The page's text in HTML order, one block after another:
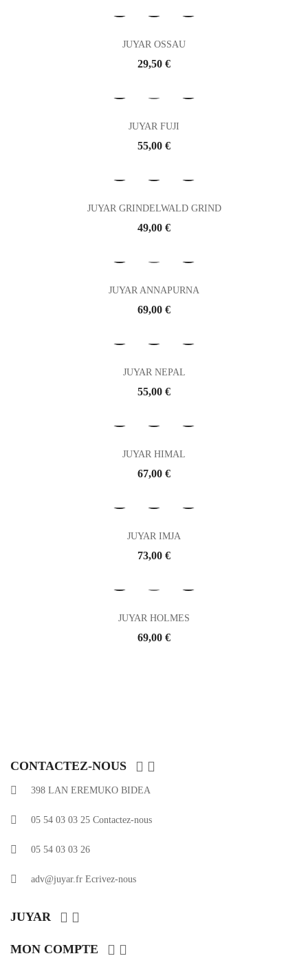
JUYAR OSSAU
Prix
29,50 €
JUYAR FUJI
Prix
55,00 €
JUYAR GRINDELWALD GRIND
Prix
49,00 €
JUYAR ANNAPURNA
Prix
69,00 €
JUYAR NEPAL
Prix
55,00 €
JUYAR HIMAL
Prix
67,00 €
JUYAR IMJA
Prix
73,00 €
JUYAR HOLMES
Prix
69,00 €
CONTACTEZ-NOUS  
398 LAN EREMUKO BIDEA
05 54 03 03 25 Contactez-nous
05 54 03 03 26
adv@juyar.fr Ecrivez-nous
JUYAR  
MON COMPTE  